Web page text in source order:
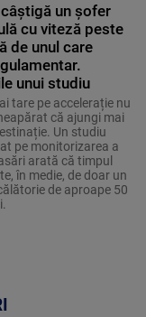
un șofer
cu viteză peste
de unul care
unui studiu
tare pe accelerație nu
că ajungi mai
Un studiu
pe monitorizarea a
arată că timpul
în medie, de doar un
de aproape 50